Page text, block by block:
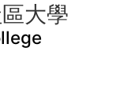
大學